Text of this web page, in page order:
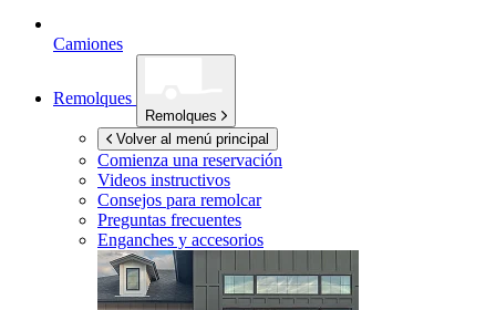
Camiones
Remolques
Remolques
Volver al menú principal
Comienza una reservación
Videos instructivos
Consejos para remolcar
Preguntas frecuentes
Enganches y accesorios